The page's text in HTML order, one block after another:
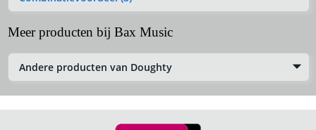
Meer producten bij Bax Music
Andere producten van Doughty